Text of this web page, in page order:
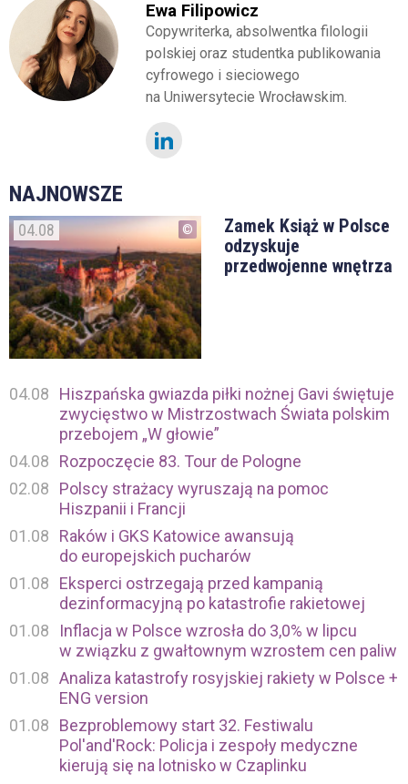
Ewa Filipowicz
Copywriterka, absolwentka filologii
polskiej oraz studentka publikowania
cyfrowego i sieciowego
na Uniwersytecie Wrocławskim.
NAJNOWSZE
04.08
Zamek Książ w Polsce
odzyskuje
przedwojenne wnętrza
04.08
Hiszpańska gwiazda piłki nożnej Gavi świętuje
zwycięstwo w Mistrzostwach Świata polskim
przebojem „W głowie”
04.08
Rozpoczęcie 83. Tour de Pologne
02.08
Polscy strażacy wyruszają na pomoc
Hiszpanii i Francji
01.08
Raków i GKS Katowice awansują
do europejskich pucharów
01.08
Eksperci ostrzegają przed kampanią
dezinformacyjną po katastrofie rakietowej
01.08
Inflacja w Polsce wzrosła do 3,0% w lipcu
w związku z gwałtownym wzrostem cen paliw
01.08 Analiza katastrofy rosyjskiej rakiety w Polsce +
ENG version
01.08
Bezproblemowy start 32. Festiwalu
Pol'and'Rock: Policja i zespoły medyczne
kierują się na lotnisko w Czaplinku